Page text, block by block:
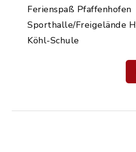
Ferienspaß Pfaffenhofen
Sporthalle/Freigelände
Köhl-Schule